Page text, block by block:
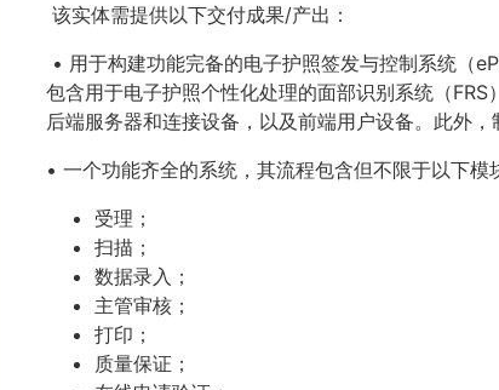
该实体需提供以下交付成果/产出：
• 用于构建功能完备的电子护照签发与控制系统（
包含用于电子护照个性化处理的面部识别系统（
后端服务器和连接设备，以及前端用户设备。此外
• 一个功能齐全的系统，其流程包含但不限于以下模
受理；
扫描；
数据录入；
主管审核；
打印；
质量保证；